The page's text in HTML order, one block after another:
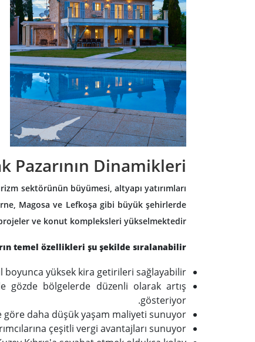
Pazarının Dinamikleri
sektörünün büyümesi, altyapı yatırımları
Magosa ve Lefkoşa gibi büyük şehirlerde
ve konut kompleksleri yükselmektedir.
temel özellikleri şu şekilde sıralanabilir:
yüksek kira getirileri sağlayabilir.
gözde bölgelerde düzenli olarak artış
gösteriyor.
göre daha düşük yaşam maliyeti sunuyor.
çeşitli vergi avantajları sunuyor.